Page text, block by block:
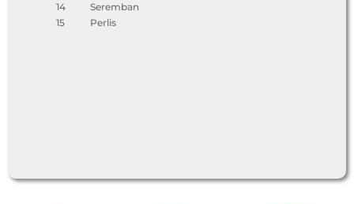
14
Seremban
15
Perlis